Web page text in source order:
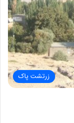
زرتشت پاک